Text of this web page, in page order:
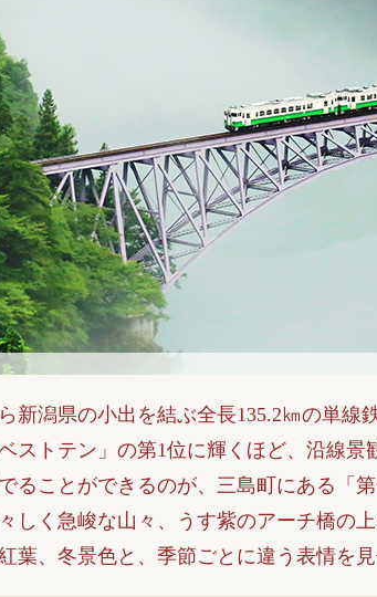
新潟県の小出を結ぶ全長135.2㎞の単線
ストテン」の第1位に輝くほど、沿線
ることができるのが、三島町にある「
しく急峻な山々、うす紫のアーチ橋の
葉、冬景色と、季節ごとに違う表情を見